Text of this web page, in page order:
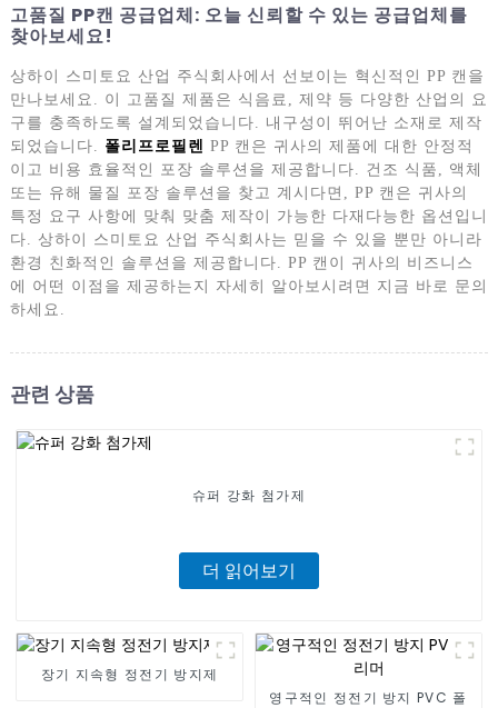
고품질 PP캔 공급업체: 오늘 신뢰할 수 있는 공급업체를
찾아보세요!
상하이 스미토요 산업 주식회사에서 선보이는 혁신적인 PP 캔을
만나보세요. 이 고품질 제품은 식음료, 제약 등 다양한 산업의 요
구를 충족하도록 설계되었습니다. 내구성이 뛰어난 소재로 제작
되었습니다. 폴리프로필렌 PP 캔은 귀사의 제품에 대한 안정적
이고 비용 효율적인 포장 솔루션을 제공합니다. 건조 식품, 액체
또는 유해 물질 포장 솔루션을 찾고 계시다면, PP 캔은 귀사의
특정 요구 사항에 맞춰 맞춤 제작이 가능한 다재다능한 옵션입니
다. 상하이 스미토요 산업 주식회사는 믿을 수 있을 뿐만 아니라
환경 친화적인 솔루션을 제공합니다. PP 캔이 귀사의 비즈니스
에 어떤 이점을 제공하는지 자세히 알아보시려면 지금 바로 문의
하세요.
관련 상품
슈퍼 강화 첨가제
더 읽어보기
장기 지속형 정전기 방지제
영구적인 정전기 방지 PVC 폴